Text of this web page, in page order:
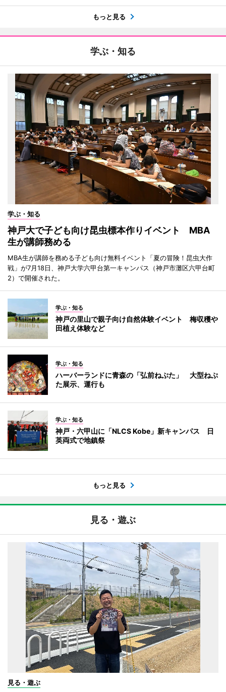
もっと見る
学ぶ・知る
学ぶ・知る
神戸大で子ども向け昆虫標本作りイベント MBA
生が講師務める
MBA生が講師を務める子ども向け無料イベント「夏の冒険！昆虫大作
戦」が7月18日、神戸大学六甲台第一キャンパス（神戸市灘区六甲台町
2）で開催された。
学ぶ・知る
神戸の里山で親子向け自然体験イベント 梅収穫や
田植え体験など
学ぶ・知る
ハーバーランドに青森の「弘前ねぷた」 大型ねぷ
た展示、運行も
学ぶ・知る
神戸・六甲山に「NLCS Kobe」新キャンパス 日
英両式で地鎮祭
もっと見る
見る・遊ぶ
見る・遊ぶ